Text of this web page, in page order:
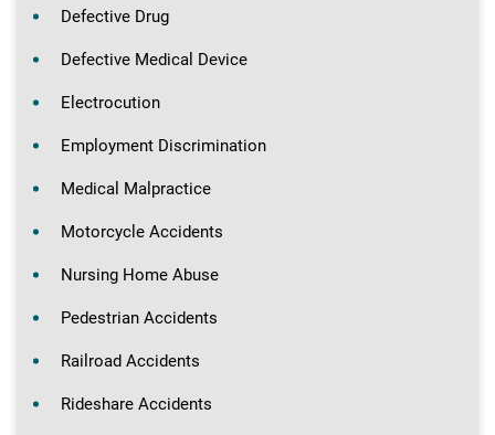
Defective Drug
Defective Medical Device
Electrocution
Employment Discrimination
Medical Malpractice
Motorcycle Accidents
Nursing Home Abuse
Pedestrian Accidents
Railroad Accidents
Rideshare Accidents